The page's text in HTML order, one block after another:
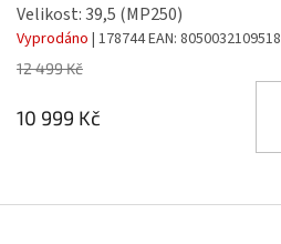
Velikost: 39,5 (MP250)
Vyprodáno | 178744EAN: 8050032109518
12 499 Kč
10 999 Kč